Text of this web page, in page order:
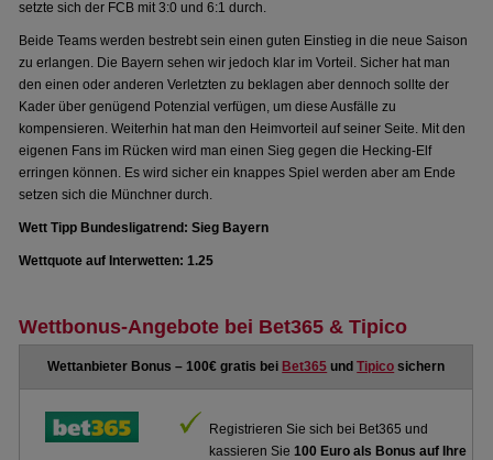
setzte sich der FCB mit 3:0 und 6:1 durch.
Beide Teams werden bestrebt sein einen guten Einstieg in die neue Saison
zu erlangen. Die Bayern sehen wir jedoch klar im Vorteil. Sicher hat man
den einen oder anderen Verletzten zu beklagen aber dennoch sollte der
Kader über genügend Potenzial verfügen, um diese Ausfälle zu
kompensieren. Weiterhin hat man den Heimvorteil auf seiner Seite. Mit den
eigenen Fans im Rücken wird man einen Sieg gegen die Hecking-Elf
erringen können. Es wird sicher ein knappes Spiel werden aber am Ende
setzen sich die Münchner durch.
Wett Tipp Bundesligatrend: Sieg Bayern
Wettquote auf Interwetten: 1.25
Wettbonus-Angebote bei Bet365 & Tipico
Wettanbieter Bonus – 100€ gratis bei Bet365 undTipico sichern
Registrieren Sie sich bei Bet365 und
kassieren Sie100 Euro als Bonus auf Ihre